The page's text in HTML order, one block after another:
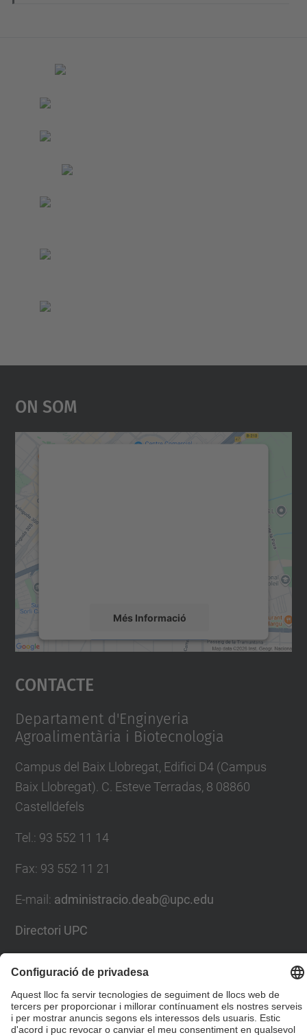
On Som
Més Informació
Accepta
powered by
Contacte
Departament d'Enginyeria
Agroalimentària i Biotecnologia
Campus del Baix Llobregat, Edifici D4 (Campus
Baix Llobregat). C. Esteve Terradas, 8 08860
Castelldefels
Tel. : 93 552 11 14
Fax: 93 552 11 21
E-mail : administracio.deab@upc.edu
Directori UPC